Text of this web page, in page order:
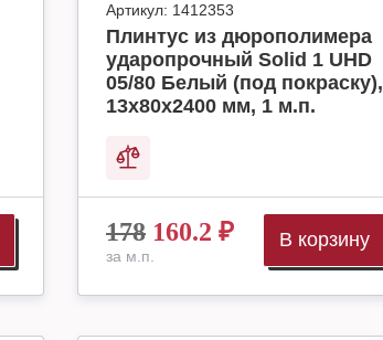
Артикул: 1412353
Плинтус из дюрополимера
ударопрочный Solid 1 UHD
05/80 Белый (под покраску),
13х80х2400 мм, 1 м.п.
178 160.2 ₽
за м.п.
В корзину